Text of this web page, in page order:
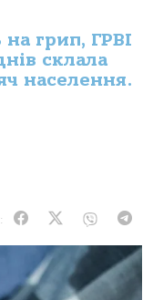
грип, ГРВІ
склала
населення.